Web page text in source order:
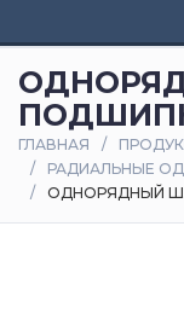
и
статьи
Оплата
доставка
ГЛАВНАЯ
РАДИАЛЬНЫЕ
ОДНОРЯДНЫЙ